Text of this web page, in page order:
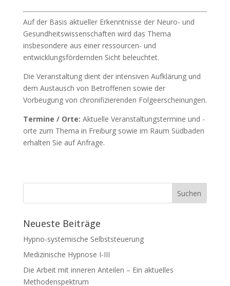
Auf der Basis aktueller Erkenntnisse der Neuro- und
Gesundheitswissenschaften wird das Thema
insbesondere aus einer ressourcen- und
entwicklungsfördernden Sicht beleuchtet.
Die Veranstaltung dient der intensiven Aufklärung und
dem Austausch von Betroffenen sowie der
Vorbeugung von chronifizierenden Folgeerscheinungen.
Termine / Orte: Aktuelle Veranstaltungstermine und -
orte zum Thema in Freiburg sowie im Raum Südbaden
erhalten Sie auf Anfrage.
Neueste Beiträge
Hypno-systemische Selbststeuerung
Medizinische Hypnose I-III
Die Arbeit mit inneren Anteilen – Ein aktuelles
Methodenspektrum